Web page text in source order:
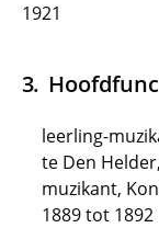
1921
leerling-
te Den
muzikant,
1889 tot 1892